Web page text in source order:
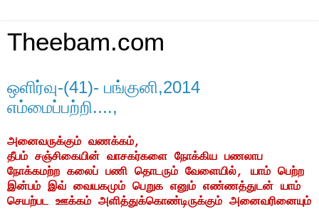
Theebam.com
ஒளிர்வு-(41)- பங்குனி,2014
எம்மைப்பற்றி....,
அனைவருக்கும் வணக்கம்,
தீபம் சஞ்சிகையின் வாசகர்களை நோக்கிய பணலாப
நோக்கமற்ற கலைப் பணி தொடரும் வேளையில், யாம் பெற்ற
இன்பம் இவ் வையகமும் பெறுக எனும் எண்ணத்துடன் யாம்
செயற்பட ஊக்கம் அளித்துக்கொண்டிருக்கும் அனைவரினையும்